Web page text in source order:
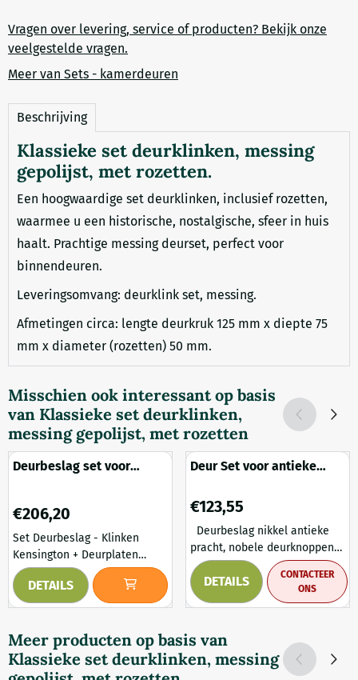
Vragen over levering, service of producten? Bekijk onze
veelgestelde vragen.
Meer van Sets - kamerdeuren
Beschrijving
Klassieke set deurklinken, messing
gepolijst, met rozetten.
Een hoogwaardige set deurklinken, inclusief rozetten,
waarmee u een historische, nostalgische, sfeer in huis
haalt. Prachtige messing deurset, perfect voor
binnendeuren.
Leveringsomvang: deurklink set, messing.
Afmetingen circa: lengte deurkruk 125 mm x diepte 75
mm x diameter (rozetten) 50 mm.
Misschien ook interessant op basis
van Klassieke set deurklinken,
messing gepolijst, met rozetten
Deurbeslag set voor
Prijs: 206,20
€206,20
Set Deurbeslag - Klinken
Kensington + Deurplaten
Baron BB 72 - Gietijzer
Verzinkt. Deze complete set
deurbeslag combineert de
deurklinken met de robuuste
Baron deurplaten van verzinkt
gietijzer . De combinatie van
DETAILS
Deur Set voor antieke
retro design, antiek
Prijs: 123,55
€123,55
pracht, nobele deurknoppen
met keramische zwart e
handvaten Fantastisch mooie
deurknoppen - Dit paar
rozetten . voor antieke of
nieuwe deuren . De
DETAILS
CONTACTEER
ONS
Meer producten op basis van
Klassieke set deurklinken, messing